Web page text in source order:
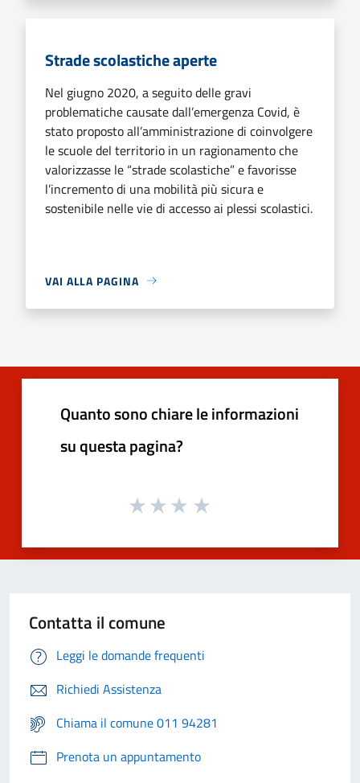
Strade scolastiche aperte
Nel giugno 2020, a seguito delle gravi
problematiche causate dall’emergenza Covid, è
stato proposto all’amministrazione di coinvolgere
le scuole del territorio in un ragionamento che
valorizzasse le “strade scolastiche” e favorisse
l’incremento di una mobilità più sicura e
sostenibile nelle vie di accesso ai plessi scolastici.
VAI ALLA PAGINA
Quanto sono chiare le informazioni
su questa pagina?
Contatta il comune
Leggi le domande frequenti
Richiedi Assistenza
Chiama il comune 011 94281
Prenota un appuntamento